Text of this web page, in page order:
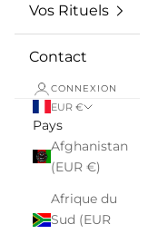
Vos Rituels
Contact
CONNEXION
EUR €
Pays
Afghanistan
(EUR €)
Afrique du
Sud (EUR